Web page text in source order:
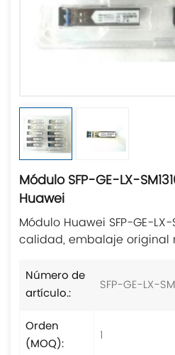
Módulo SFP-GE-LX-
Huawei
Módulo Huawei SFP-GE-
calidad, embalaje original
Número de
artículo.:
SFP-GE-LX-
Orden
(MOQ):
1